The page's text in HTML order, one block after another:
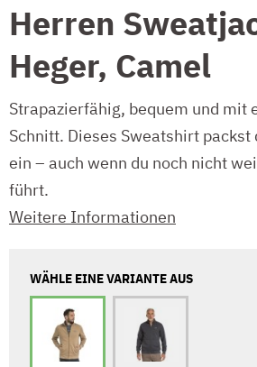
Herren
Heger, Camel
Strapazierfähig, bequem und mit
Schnitt. Dieses Sweatshirt packst
ein – auch wenn du noch nicht
führt.
Weitere Informationen
WÄHLE EINE VARIANTE AUS